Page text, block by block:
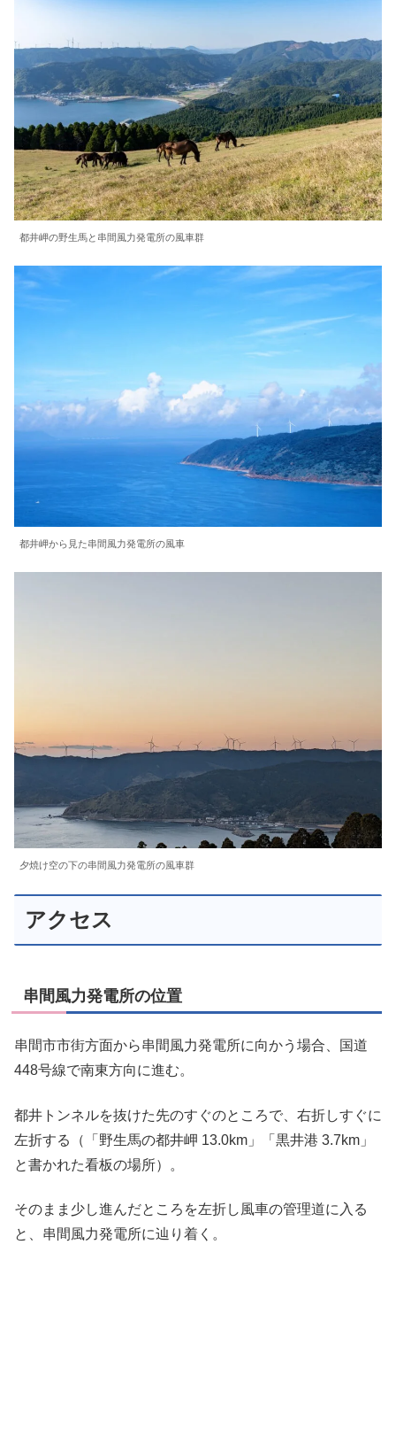
都井岬の野生馬と串間風力発電所の風車群
都井岬から見た串間風力発電所の風車
夕焼け空の下の串間風力発電所の風車群
アクセス
串間風力発電所の位置
串間市市街方面から串間風力発電所に向かう場合、国道
448号線で南東方向に進む。
都井トンネルを抜けた先のすぐのところで、右折しすぐに
左折する（「野生馬の都井岬 13.0km」「黒井港 3.7km」
と書かれた看板の場所）。
そのまま少し進んだところを左折し風車の管理道に入る
と、串間風力発電所に辿り着く。